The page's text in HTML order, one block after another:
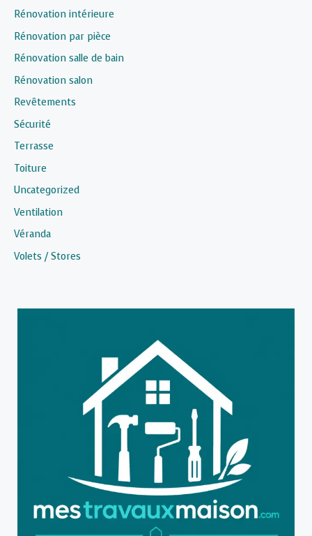
Rénovation intérieure
Rénovation par pièce
Rénovation salle de bain
Rénovation salon
Revêtements
Sécurité
Terrasse
Toiture
Uncategorized
Ventilation
Véranda
Volets / Stores